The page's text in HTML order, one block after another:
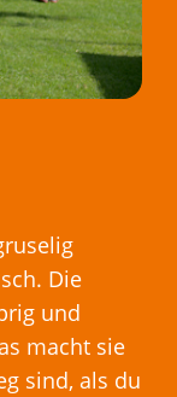
Die
und
macht sie
sind, als du